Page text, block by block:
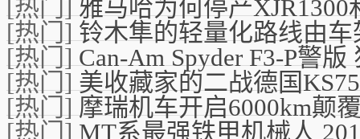
[热门]雅马哈为何停产XJR1300
[热门]铃木隼的轻量化路线由车
[热门]Can-Am Spyder F3-P警
[热门]美收藏家的二战德国
[热门]摩瑞机车开启6000km颠
[热门]MT系最强铁甲机械人